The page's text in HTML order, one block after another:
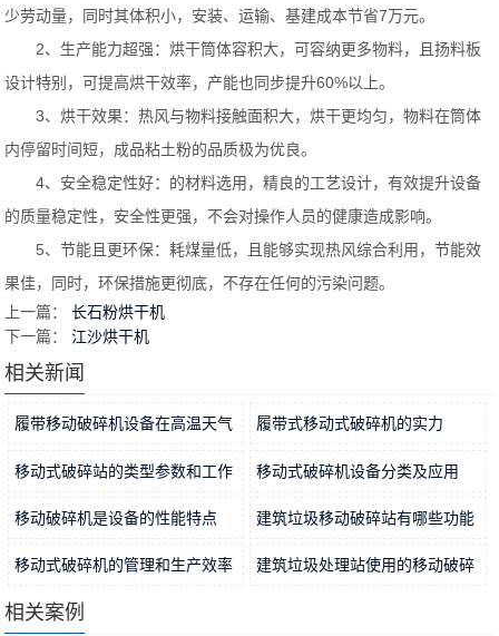
少劳动量，同时其体积小，安装、运输、基建成本节省7万元。
2、生产能力超强：烘干筒体容积大，可容纳更多物料，且扬料板
设计特别，可提高烘干效率，产能也同步提升60%以上。
3、烘干效果：热风与物料接触面积大，烘干更均匀，物料在筒体
内停留时间短，成品粘土粉的品质极为优良。
4、安全稳定性好：的材料选用，精良的工艺设计，有效提升设备
的质量稳定性，安全性更强，不会对操作人员的健康造成影响。
5、节能且更环保：耗煤量低，且能够实现热风综合利用，节能效
果佳，同时，环保措施更彻底，不存在任何的污染问题。
上一篇：长石粉烘干机
下一篇：江沙烘干机
相关新闻
履带移动破碎机设备在高温天气
使用时应注意什么？ 2022-09-29
履带式移动式破碎机的实力
2022-09-27
移动式破碎站的类型参数和工作
优势 2022-09-25
移动式破碎机设备分类及应用
2022-09-23
移动破碎机是设备的性能特点
2022-09-18
建筑垃圾移动破碎站有哪些功能
优势？ 2022-09-16
移动式破碎机的管理和生产效率 建筑垃圾处理站使用的移动破碎
相关案例